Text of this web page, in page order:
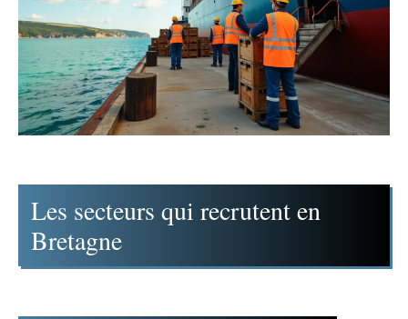
Les secteurs qui recrutent en
Bretagne